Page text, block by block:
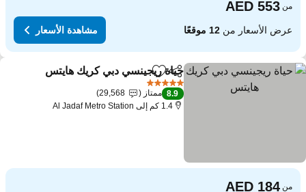
من
عرض الأسعار من12 موقعًا مشاهدة الأسعار
مشاركةAdd to favorites
حياة ريجينسي دبي كريك هايتس
8.9 ممتاز
29,568
1.4 كم إلى Al Jadaf Metro Station
من